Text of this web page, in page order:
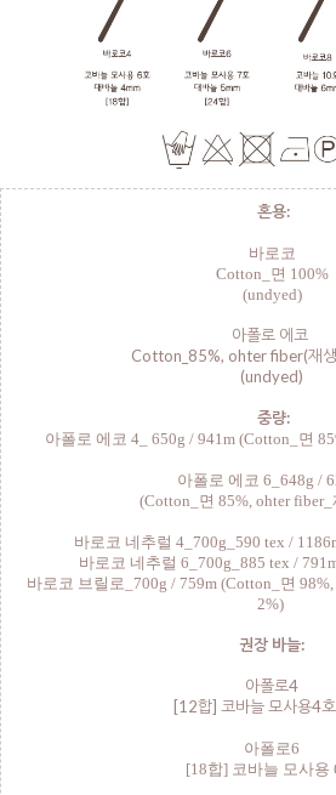
혼용:
바로코
Cotton_면 100%
(undyed)
아폴로 에코
Cotton_85%, ohter fiber(재
(undyed)
중량:
아폴로 에코 4_ 650g / 941m (Cotton_면
아폴로 에코 6_648g /
(Cotton_면 85%, ohter
바로코 네추럴 4_700g_590 tex /
바로코 네추럴 6_700g_885 tex /
바로코 브릴로_700g / 759m (Cotton_면
2%)
권장 바늘:
아폴로4
[12합] 코바늘 모사용4
아폴로6
[18합] 코바늘 모사용